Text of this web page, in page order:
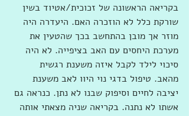
בקריאה הראשונה של זכוכית/אטיוד בשין
שורקת כלל לא הוזכרה האם. היעדרה היה
מוזר אך מובן בהתחשב בכך שהטעין את
מערכת היחסים עם האב בציפייה. לא היה
סיכוי לילד לקבל איזה משענת רגשית
מהאב. טיפול בדגי נוי היוו לאב משענת
יציבה לחיים וסיפוק שבנו לא נתן. כנראה גם
אשתו לא נתנה. בקריאה שניה מצאתי אותה